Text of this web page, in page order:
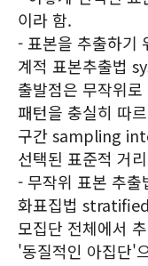
이라 함.
- 표본을 추출하기
계적 표본추출법
출발점은 무작위
패턴을 충실히 따
구간 sampling
선택된 표준적 거
- 무작위 표본 추출
화표집법
모집단 전체에서
'동질적인 아집단'